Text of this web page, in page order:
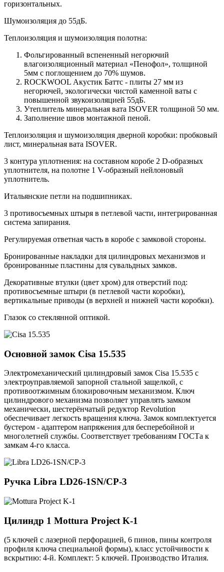
горизонтальных.
Шумоизоляция до 55дБ.
Теплоизоляция и шумоизоляция полотна:
Фольгированный вспененный негорючий
влагоизоляционный материал «Пенофол», толщиной
5мм с поглощением до 70% шумов.
ROCKWOOL Акустик Баттс - плиты 27 мм из
негорючей, экологически чистой каменной ваты с
повышенной звукоизоляцией 55дБ.
Утеплитель минеральная вата ISOVER толщиной 50 мм.
Заполнение швов монтажной пеной.
Теплоизоляция и шумоизоляция дверной коробки: пробковый
лист, минеральная вата ISOVER.
3 контура уплотнения: на составном коробе 2 D-образных
уплотнителя, на полотне 1 V-образный нейлоновый
уплотнитель.
Итальянские петли на подшипниках.
3 противосъемных штыря в петлевой части, интегрированная
система запирания.
Регулируемая ответная часть в коробе с замковой стороны.
Бронированные накладки для цилиндровых механизмов и
бронированные пластины для сувальдных замков.
Декоративные втулки (цвет хром) для отверстий под:
противосъемные штыри (в петлевой части коробки),
вертикальные приводы (в верхней и нижней части коробки).
Глазок со стеклянной оптикой.
Основной замок Cisa 15.535
Электромеханический цилиндровый замок Cisa 15.535 с
электроуправляемой запорной стальной защелкой, с
противоотжимным блокировочным механизмом. Ключ
цилиндрового механизма позволяет управлять замком
механически, шестерёнчатый редуктор Revolution
обеспечивает легкость вращения ключа. Замок комплектуется
бустером - адаптером напряжения для бесперебойной и
многолетней службы. Соответствует требованиям ГОСТа к
замкам 4-го класса.
Ручка Libra LD26-1SN/CP-3
Цилиндр 1 Mottura Project K-1
(5 ключей с лазерной перфорацией, 6 пинов, пины контроля
профиля ключа специальной формы), класс устойчивости к
вскрытию: 4-й. Комплект: 5 ключей. Производство Италия.